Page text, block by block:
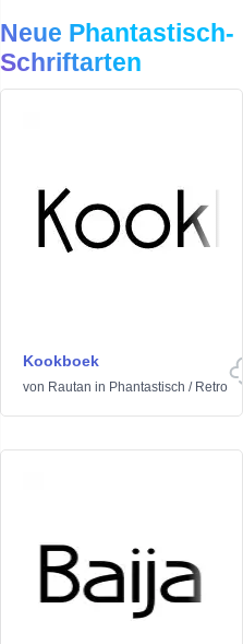
Neue Phantastisch-
Schriftarten
Kookboek
von Rautan in Phantastisch / Retro